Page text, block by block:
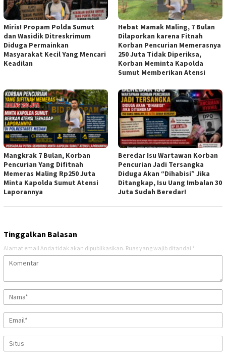
Miris! Propam Polda Sumut
dan Wasidik Ditreskrimum
Diduga Permainkan
Masyarakat Kecil Yang Mencari
Keadilan
Hebat Mamak Maling, 7 Bulan
Dilaporkan karena Fitnah
Korban Pencurian Memerasnya
250 Juta Tidak Diperiksa,
Korban Meminta Kapolda
Sumut Memberikan Atensi
Mangkrak 7 Bulan, Korban
Pencurian Yang Difitnah
Memeras Maling Rp250 Juta
Minta Kapolda Sumut Atensi
Laporannya
Beredar Isu Wartawan Korban
Pencurian Jadi Tersangka
Diduga Akan “Dihabisi” Jika
Ditangkap, Isu Uang Imbalan 30
Juta Sudah Beredar!
Tinggalkan Balasan
Alamat email Anda tidak akan dipublikasikan. Ruas yang wajib ditandai *